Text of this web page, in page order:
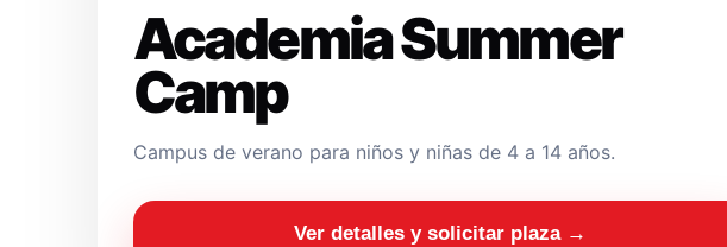
Academia Summer
Camp
Campus de verano para niños y niñas de 4 a 14 años.
Ver detalles y solicitar plaza →